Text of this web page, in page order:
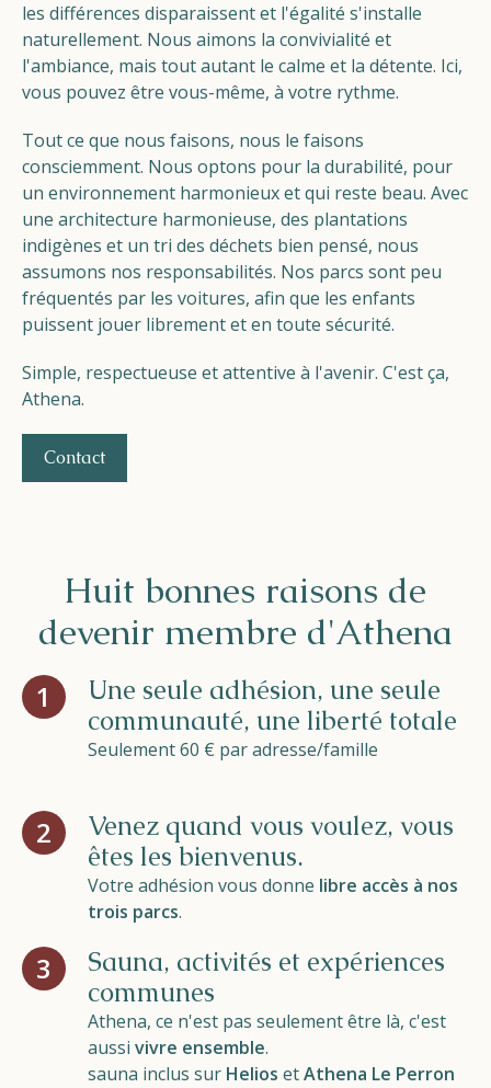
les différences disparaissent et l'égalité s'installe
naturellement. Nous aimons la convivialité et
l'ambiance, mais tout autant le calme et la détente. Ici,
vous pouvez être vous-même, à votre rythme.
Tout ce que nous faisons, nous le faisons
consciemment. Nous optons pour la durabilité, pour
un environnement harmonieux et qui reste beau. Avec
une architecture harmonieuse, des plantations
indigènes et un tri des déchets bien pensé, nous
assumons nos responsabilités. Nos parcs sont peu
fréquentés par les voitures, afin que les enfants
puissent jouer librement et en toute sécurité.
Simple, respectueuse et attentive à l'avenir. C'est ça,
Athena.
Contact
Huit bonnes raisons de
devenir membre d'Athena
1
Une seule adhésion, une seule
communauté, une liberté totale
Seulement 60 € par adresse/famille
2
Venez quand vous voulez, vous
êtes les bienvenus.
Votre adhésion vous donne libre accès à nos
trois parcs.
3
Sauna, activités et expériences
communes
Athena, ce n'est pas seulement être là, c'est
aussi vivre ensemble.
sauna inclus sur Helios etAthena Le Perron